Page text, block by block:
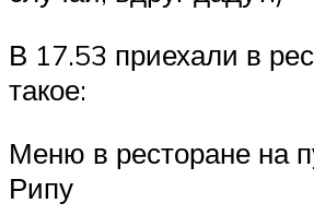
В 17.53 приехали в
такое:
Меню в ресторане на
Рипу